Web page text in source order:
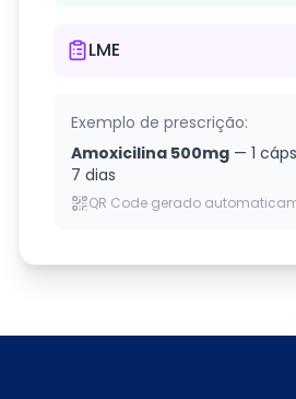
LME
Exemplo de prescrição:
Amoxicilina 500mg — 1
7 dias
QR Code gerado